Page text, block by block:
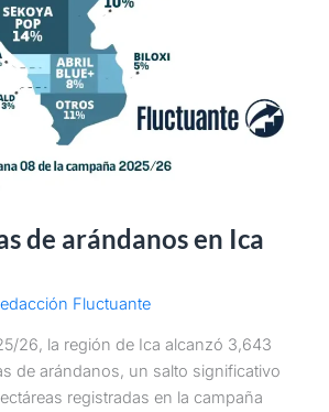
de arándanos en Ica
Fluctuante
26, la región de Ica alcanzó 3,643
de arándanos, un salto significativo
registradas en la campaña